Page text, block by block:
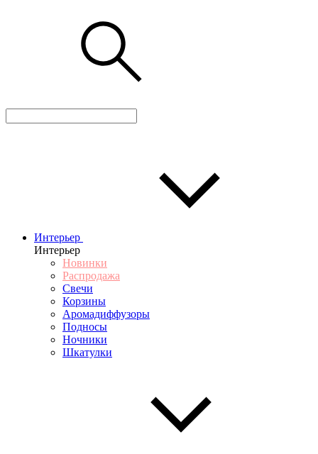
Интерьер
Интерьер
Новинки
Распродажа
Свечи
Корзины
Аромадиффузоры
Подносы
Ночники
Шкатулки